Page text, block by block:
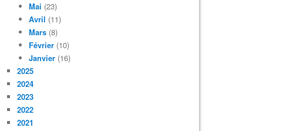
Mai (23)
Avril (11)
Mars (8)
Février (10)
Janvier (16)
2025
2024
2023
2022
2021